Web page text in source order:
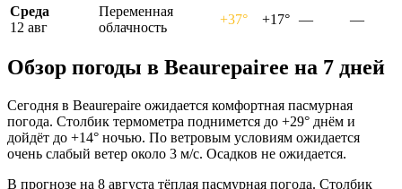
Среда
12 авг
Переменная
облачность
+37° +17° — —
Обзор погоды в Beaurepaireе на 7 дней
Сегодня в Beaurepaire ожидается комфортная пасмурная
погода. Столбик термометра поднимется до +29° днём и
дойдёт до +14° ночью. По ветровым условиям ожидается
очень слабый ветер около 3 м/с. Осадков не ожидается.
В прогнозе на 8 августа тёплая пасмурная погода. Столбик